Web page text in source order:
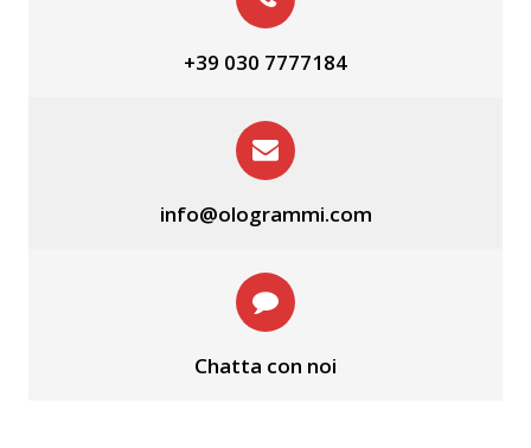
+39 030 7777184
info@ologrammi.com
Chatta con noi